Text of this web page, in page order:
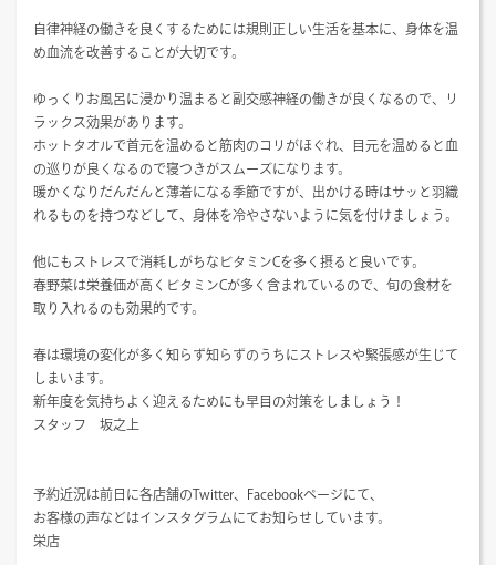
自律神経の働きを良くするためには規則正しい生活を基本に、身体を温
め血流を改善することが大切です。
ゆっくりお風呂に浸かり温まると副交感神経の働きが良くなるので、リ
ラックス効果があります。
ホットタオルで首元を温めると筋肉のコリがほぐれ、目元を温めると血
の巡りが良くなるので寝つきがスムーズになります。
暖かくなりだんだんと薄着になる季節ですが、出かける時はサッと羽織
れるものを持つなどして、身体を冷やさないように気を付けましょう。
他にもストレスで消耗しがちなビタミンCを多く摂ると良いです。
春野菜は栄養価が高くビタミンCが多く含まれているので、旬の食材を
取り入れるのも効果的です。
春は環境の変化が多く知らず知らずのうちにストレスや緊張感が生じて
しまいます。
新年度を気持ちよく迎えるためにも早目の対策をしましょう！
スタッフ 坂之上
予約近況は前日に各店舗のTwitter、Facebookページにて、
お客様の声などはインスタグラムにてお知らせしています。
栄店